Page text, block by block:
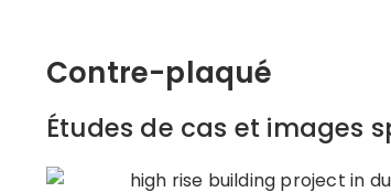
Contre-plaqué
Études de cas et images